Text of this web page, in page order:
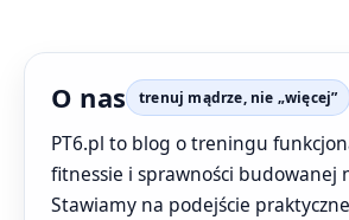
O nas trenuj mądrze, nie „więcej”
PT6.pl to blog o treningu
fitnessie i sprawności budowanej
Stawiamy na podejście